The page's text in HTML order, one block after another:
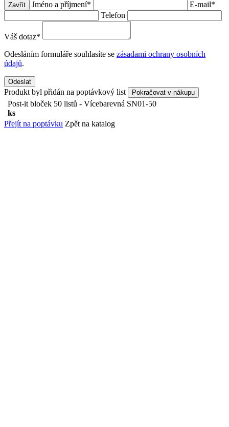
Zavřít Jméno a příjmení* E-mail*
Telefon
Váš dotaz*
Odesláním formuláře souhlasíte se zásadami ochrany osobních
údajů.
Odeslat
Produkt byl přidán na poptávkový list Pokračovat v nákupu
Post-it bloček 50 listů - Vícebarevná SN01-50
ks
Přejít na poptávku Zpět na katalog